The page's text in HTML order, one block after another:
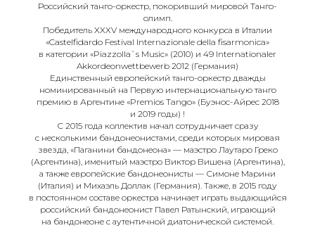
Российский танго-оркестр, покоривший мировой Танго-
олимп.
Победитель XXXV международного конкурса в Италии
«Castelfidardo Festival Internazionale della fisarmonica»
в категории «Piazzolla`s Music» (2010) и 49 Internationaler
Akkordeonwettbewerb 2012 (Германия)
Единственный европейский танго-оркестр дважды
номинированный на Первую интернациональную танго
премию в Аргентине «Premios Tango» (Буэнос-Айрес 2018
и 2019 годы) !
С 2015 года коллектив начал сотрудничает сразу
с несколькими бандонеонистами, среди которых мировая
звезда, «Паганини бандонеона» — маэстро Лаутаро Греко
(Аргентина), именитый маэстро Виктор Вишена (Аргентина),
а также европейские бандонеонисты — Симоне Марини
(Италия) и Михаэль Доллак (Германия). Также, в 2015 году
в постоянном составе оркестра начинает играть выдающийся
российский бандонеонист Павел Ратынский, играющий
на бандонеоне с аутентичной диатонической системой.